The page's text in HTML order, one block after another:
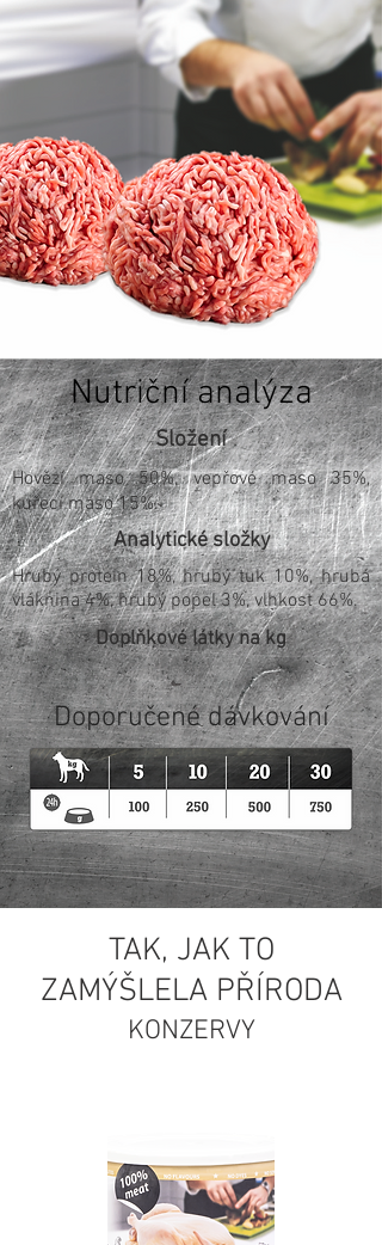
Nutriční analýza
Složení
Hovězí maso 50%, vepřové maso 35%,
kuřecí maso 15%.
Analytické složky
Hrubý protein 18%, hrubý tuk 10%, hrubá
vláknina 4%, hrubý popel 3%, vlhkost 66%.
Doplňkové látky na kg
Doporučené dávkování
TAK, JAK TO
ZAMÝŠLELA PŘÍRODA
KONZERVY